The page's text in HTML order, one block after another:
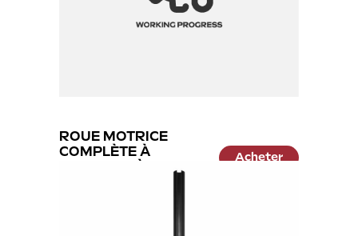
ROUE MOTRICE
COMPLÈTE À
CHAMBRE À AIR
Acheter